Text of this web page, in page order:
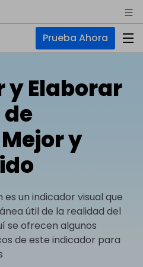
Prueba Ahora
de diagramas integral
aquí
y lluvia de ideas
herramientas.
y Elaborar
y
un indicador visual que
útil de la realidad del
se ofrecen algunos
de este indicador para